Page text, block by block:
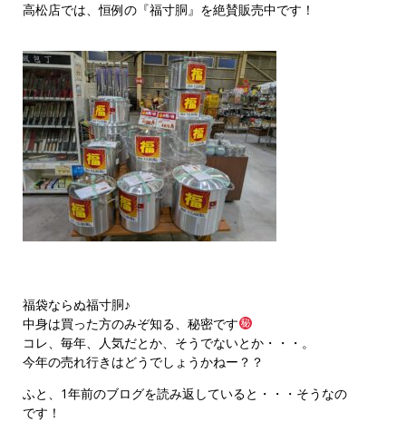
高松店では、恒例の『福寸胴』を絶賛販売中です！
福袋ならぬ福寸胴♪
中身は買った方のみぞ知る、秘密です
コレ、毎年、人気だとか、そうでないとか・・・。
今年の売れ行きはどうでしょうかねー？？
ふと、1年前のブログを読み返していると・・・そうなの
です！